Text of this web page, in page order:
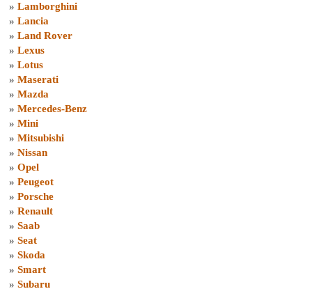
» Lamborghini
» Lancia
» Land Rover
» Lexus
» Lotus
» Maserati
» Mazda
» Mercedes-Benz
» Mini
» Mitsubishi
» Nissan
» Opel
» Peugeot
» Porsche
» Renault
» Saab
» Seat
» Skoda
» Smart
» Subaru